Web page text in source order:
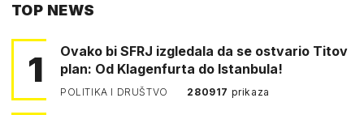
TOP NEWS
1
Ovako bi SFRJ izgledala da se ostvario Titov
plan: Od Klagenfurta do Istanbula!
POLITIKA I DRUŠTVO 280917 prikaza